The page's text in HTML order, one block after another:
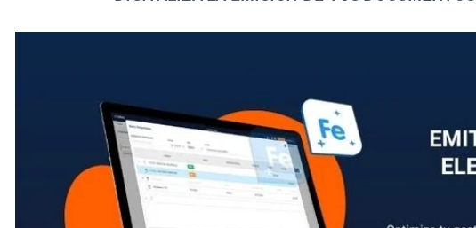
2. Nota de Crédito
Es el documento en formato digital que envías a un cliente